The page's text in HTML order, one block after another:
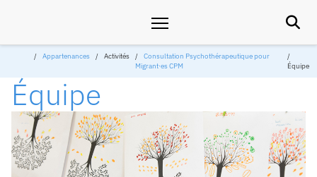

Appartenances Activités
Consultation Psychothérapeutique pour
Migrant∙es CPM
Équipe
Équipe